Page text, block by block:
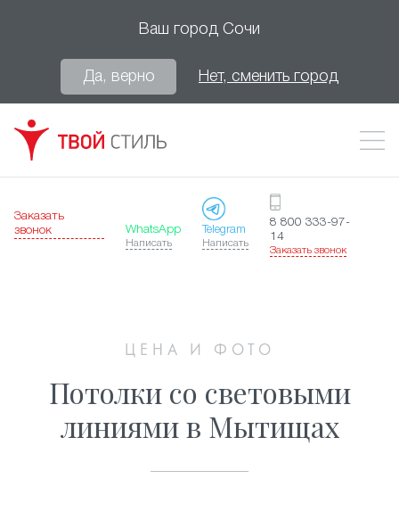
Ваш город Сочи
Да, верно Нет, сменить город
Заказать
звонок
WhatsApp
Написать
Telegram
Написать
8 800 333-97-
14
Заказать звонок
ЦЕНА И ФОТО
Потолки со световыми
линиями в Мытищах